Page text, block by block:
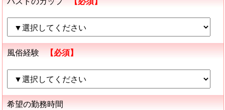
風俗経験 【必須】
希望の勤務時間